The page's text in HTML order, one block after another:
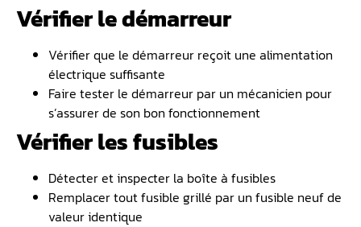
Vérifier le démarreur
Vérifier que le démarreur reçoit une alimentation
électrique suffisante
Faire tester le démarreur par un mécanicien pour
s’assurer de son bon fonctionnement
Vérifier les fusibles
Détecter et inspecter la boîte à fusibles
Remplacer tout fusible grillé par un fusible neuf de
valeur identique